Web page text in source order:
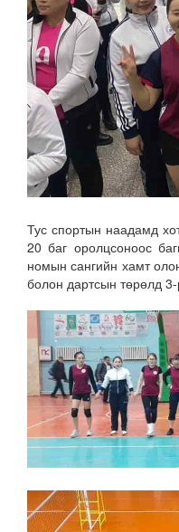
Тус спортын наадамд
20 баг оролцсоноос
номын сангийн хамт
болон дартсын төрөлд